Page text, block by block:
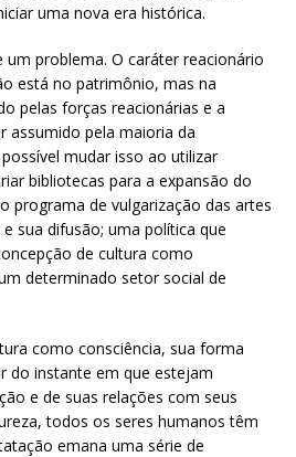
uma nova era histórica.
um problema. O caráter reacionário
está no patrimônio, mas na
pelas forças reacionárias e a
assumido pela maioria da
mudar isso ao utilizar
bibliotecas para a expansão do
programa de vulgarização das artes
sua difusão; uma política que
de cultura como
determinado setor social de
como consciência, sua forma
do instante em que estejam
e de suas relações com seus
todos os seres humanos têm
emana uma série de